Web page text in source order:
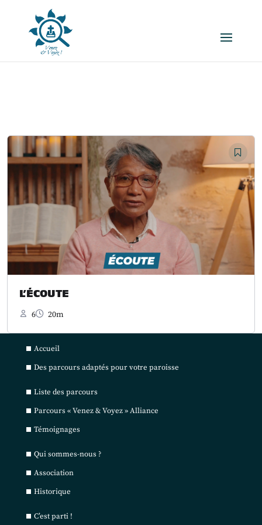
L’ÉCOUTE
6 20m
Accueil
Des parcours adaptés pour votre paroisse
Liste des parcours
Parcours « Venez & Voyez » Alliance
Témoignages
Qui sommes-nous ?
Association
Historique
C’est parti !